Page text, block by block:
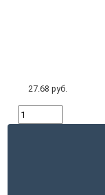
27.68 руб.